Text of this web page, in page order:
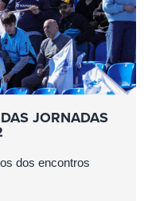
JORNADAS
dos encontros